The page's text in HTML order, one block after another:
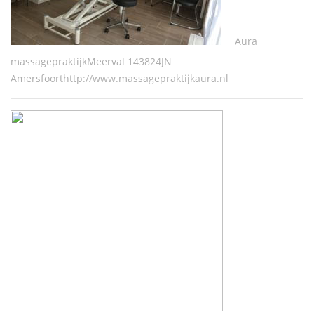
Aura
massagepraktijkMeerval 143824JN
Amersfoorthttp://www.massagepraktijkaura.nl